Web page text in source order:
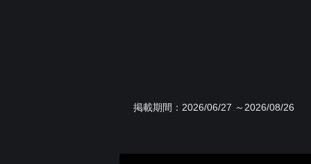
掲載期間： 2026/06/27 ～2026/08/26